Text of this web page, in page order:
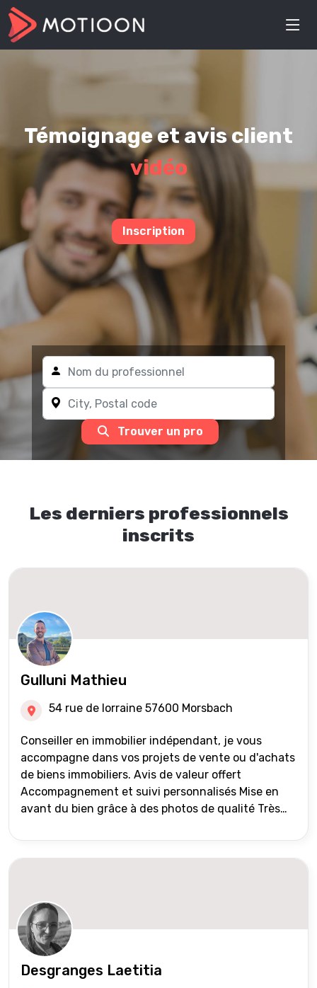
Témoignage et avis client
vidéo
Inscription
Trouver un pro
Les derniers professionnels
inscrits
Gulluni Mathieu
54 rue de lorraine 57600 Morsbach
Conseiller en immobilier indépendant, je vous
accompagne dans vos projets de vente ou d'achats
de biens immobiliers. Avis de valeur offert
Accompagnement et suivi personnalisés Mise en
avant du bien grâce à des photos de qualité Très
international) Validation du financement des
acquéreurs auprès de partenaires financiers
réseau Iad France et Iad Deutschland Inter agence
Desgranges Laetitia